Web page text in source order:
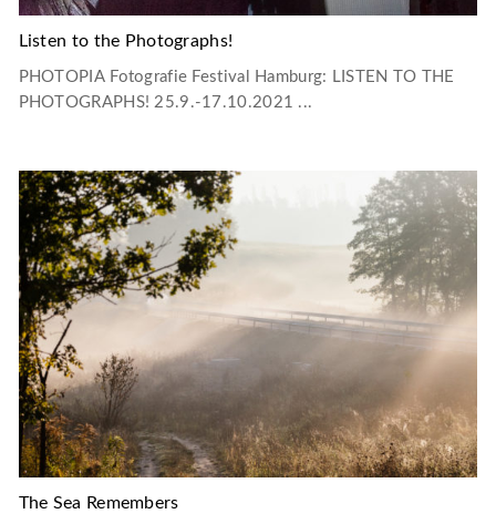
Listen to the Photographs!
PHOTOPIA Fotografie Festival Hamburg: LISTEN TO THE
PHOTOGRAPHS! 25.9.-17.10.2021 ...
The Sea Remembers